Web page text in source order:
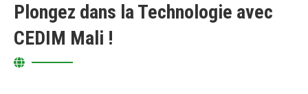
Plongez dans la Technologie avec
CEDIM Mali !